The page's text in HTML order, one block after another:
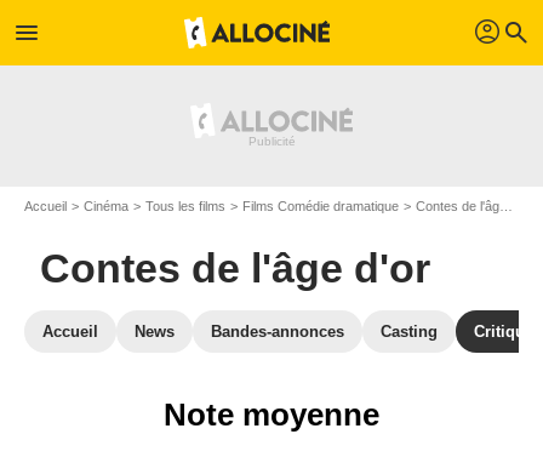
menu profil search
Accueil Cinéma Tous les films Films Comédie dramatique Contes de l'âge d'or
Contes de l'âge d'or
Accueil News Bandes-annonces Casting
Note moyenne